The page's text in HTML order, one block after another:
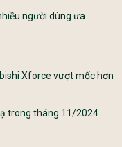
người dùng ưa
Xforce vượt mốc hơn
trong tháng 11/2024